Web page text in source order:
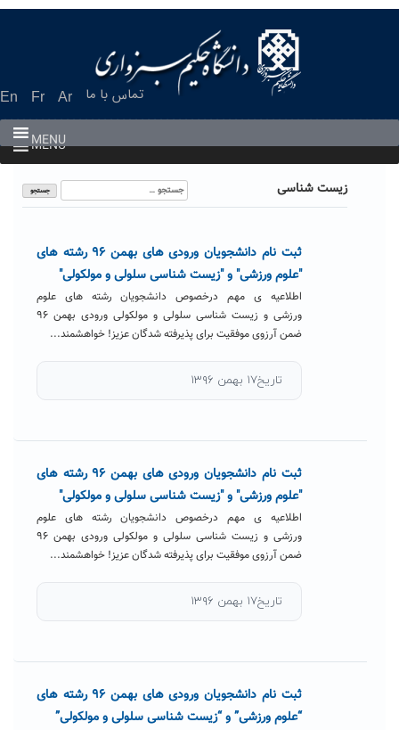
En Fr Ar تماس با ما
MENU
MENU
زیست شناسی
جستجو
برای:
ثبت نام دانشجویان ورودی های بهمن ۹۶ رشته های
"علوم ورزشی" و "زیست شناسی سلولی و مولکولی"
اطلاعیه ی مهم درخصوص دانشجویان رشته های علوم
ورزشی و زیست شناسی سلولی و مولکولی ورودی بهمن ۹۶
ضمن آرزوی موفقیت برای پذیرفته شدگان عزیز! خواهشمند...
تاریخ۱۷ بهمن ۱۳۹۶
ثبت نام دانشجویان ورودی های بهمن ۹۶ رشته های
"علوم ورزشی" و "زیست شناسی سلولی و مولکولی"
اطلاعیه ی مهم درخصوص دانشجویان رشته های علوم
ورزشی و زیست شناسی سلولی و مولکولی ورودی بهمن ۹۶
ضمن آرزوی موفقیت برای پذیرفته شدگان عزیز! خواهشمند...
تاریخ۱۷ بهمن ۱۳۹۶
ثبت نام دانشجویان ورودی های بهمن ۹۶ رشته های
“علوم ورزشی” و “زیست شناسی سلولی و مولکولی”